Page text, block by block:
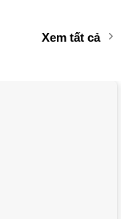
Xem tất cả